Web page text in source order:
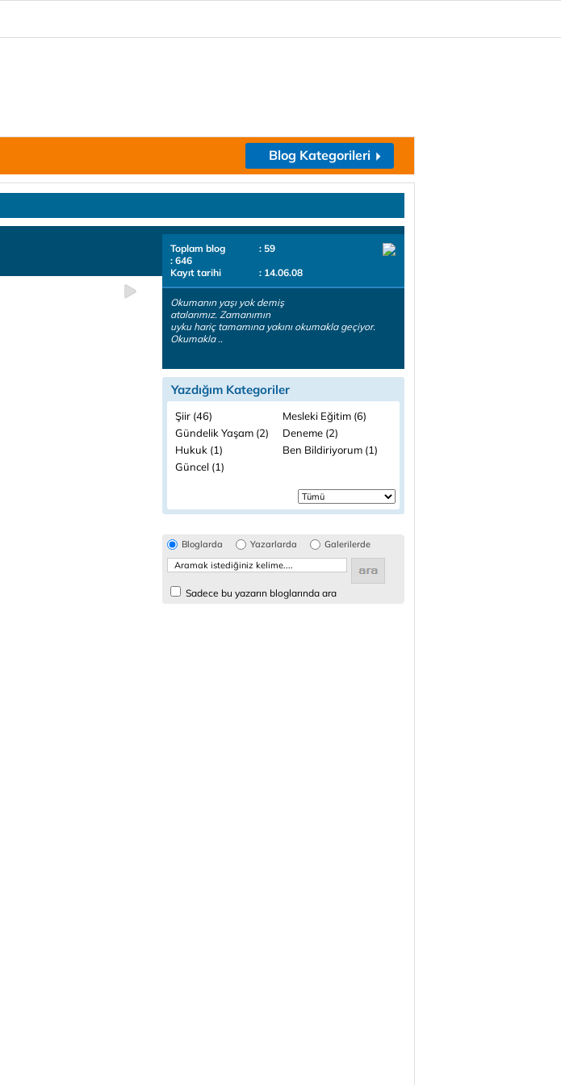
Blog Kategorileri
Toplam blog
: 59
: 646
Kayıt tarihi
: 14.06.08
Okumanın yaşı yok demiş
atalarımız. Zamanımın
uyku hariç tamamına yakını okumakla geçiyor.
Okumakla ..
Yazdığım Kategoriler
Şiir (46)
Mesleki Eğitim (6)
Gündelik Yaşam (2)
Deneme (2)
Hukuk (1)
Ben Bildiriyorum (1)
Güncel (1)
Bloglarda Yazarlarda Galerilerde
Sadece bu yazarın bloglarında ara